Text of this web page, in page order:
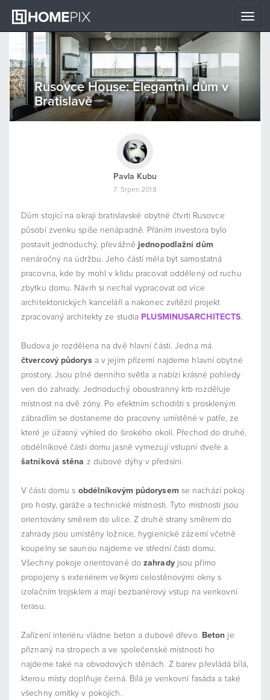
Toggle
Rusovce House: Elegantní dům v
Bratislavě
Pavla Kubu
7. Srpen 2018
Dům stojící na okraji bratislavské obytné čtvrti Rusovce
působí zvenku spíše nenápadně. Přáním investora bylo
postavit jednoduchý, převážně jednopodlažní dům
nenáročný na údržbu. Jeho částí měla být samostatná
pracovna, kde by mohl v klidu pracovat oddělený od ruchu
zbytku domu. Návrh si nechal vypracovat od více
architektonických kanceláří a nakonec zvítězil projekt
zpracovaný architekty ze studia PLUSMINUSARCHITECTS.
Budova je rozdělena na dvě hlavní části. Jedna má
čtvercový půdorysa v jejím přízemí najdeme hlavní obytné
prostory. Jsou plné denního světla a nabízí krásné pohledy
ven do zahrady. Jednoduchý oboustranný krb rozděluje
místnost na dvě zóny. Po efektním schodišti s proskleným
zábradlím se dostaneme do pracovny umístěné v patře, ze
které je úžasný výhled do širokého okolí. Přechod do druhé,
obdélníkové části domu jasně vymezují vstupní dveře a
šatníková stěna z dubové dýhy v předsíni.
V části domu s obdélníkovým půdorysem se nachází pokoj
pro hosty, garáže a technické místnosti. Tyto místnosti jsou
orientovány směrem do ulice. Z druhé strany směrem do
zahrady jsou umístěny ložnice, hygienické zázemí včetně
koupelny se saunou najdeme ve střední části domu.
Všechny pokoje orientované dozahradyjsou přímo
propojeny s exteriérem velkými celostěnovými okny s
izolačním trojsklem a mají bezbariérový vstup na venkovní
terasu.
Zařízení interiéru vládne beton a dubové dřevo. Beton je
přiznaný na stropech a ve společenské místnosti ho
najdeme také na obvodových stěnách. Z barev převládá bílá,
kterou místy doplňuje černá. Bílá je venkovní fasáda a také
všechny omítky v pokojích.